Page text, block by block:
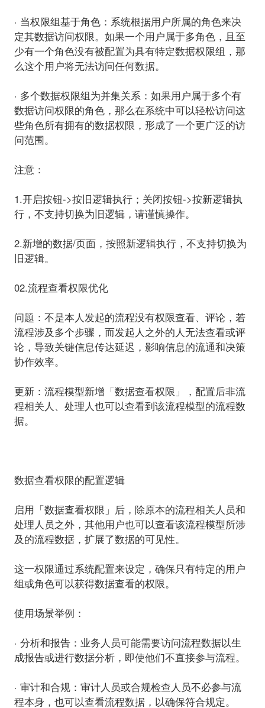
· 当权限组基于角色： 系统根据用户所属的角色来决
定其数据访问权限。如果一个用户属于多角色，且至
少有一个角色没有被配置为具有特定数据权限组，那
么这个用户将无法访问任何数据。
· 多个数据权限组为并集关系： 如果用户属于多个有
数据访问权限的角色，那么在系统中可以轻松访问这
些角色所有拥有的数据权限，形成了一个更广泛的访
问范围。
注意：
1.开启按钮->按旧逻辑执行；关闭按钮->按新逻辑执
行，不支持切换为旧逻辑，请谨慎操作。
2.新增的数据/页面，按照新逻辑执行，不支持切换为
旧逻辑。
02.流程查看权限优化
问题： 不是本人发起的流程没有权限查看、评论，若
流程涉及多个步骤，而发起人之外的人无法查看或评
论，导致关键信息传达延迟，影响信息的流通和决策
协作效率。
更新： 流程模型新增「数据查看权限」，配置后非流
程相关人、处理人也可以查看到该流程模型的流程数
据。
数据查看权限的配置逻辑
启用「数据查看权限」后，除原本的流程相关人员和
处理人员之外， 其他用户也可以查看该流程模型所涉
及的流程数据，扩展了数据的可见性。
这一权限通过系统配置来设定，确保只有特定的用户
组或角色可以获得数据查看的权限。
使用场景举例：
· 分析和报告： 业务人员可能需要访问流程数据以生
成报告或进行数据分析，即使他们不直接参与流程。
· 审计和合规： 审计人员或合规检查人员不必参与流
程本身，也可以查看流程数据，以确保符合规定。